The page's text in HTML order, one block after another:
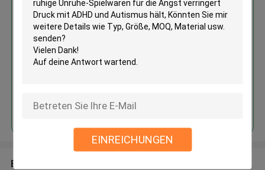
EINREICHUNGEN
Beruhigender Marmor, der
ruhige Unruhe-Spielwaren für die
ADHD und Autismus hält
Fortsetzen
Empfohlene Produkte